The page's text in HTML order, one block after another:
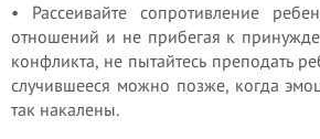
• Рассеивайте сопротивление
отношений и не прибегая к
конфликта, не пытайтесь преподать
случившееся можно позже, когда
так накалены.